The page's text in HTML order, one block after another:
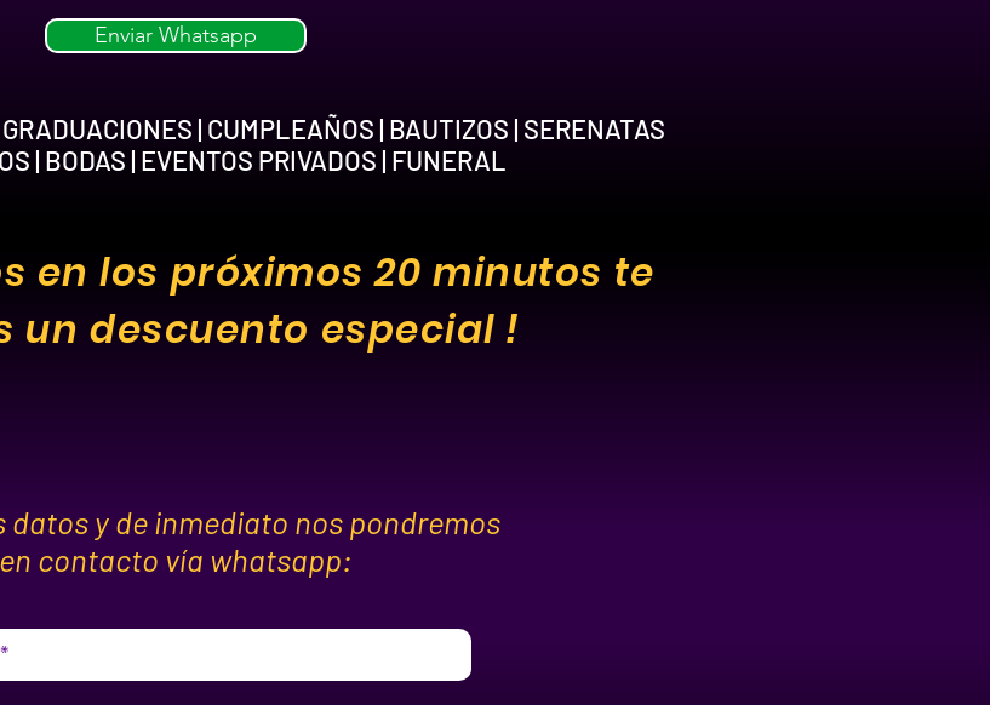
Enviar Whatsapp
| CUMPLEAÑOS | BAUTIZOS | SERENATAS
| BODAS | EVENTOS PRIVADOS | FUNERAL
en los próximos 20 minutos te
un descuento especial !
datos y de inmediato nos pondremos
en contacto vía whatsapp: